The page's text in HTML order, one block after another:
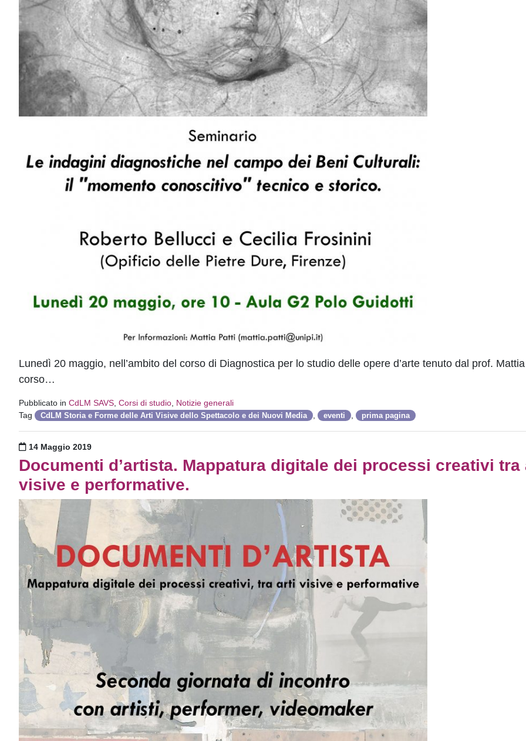
Lunedì 20 maggio, nell’ambito del corso di Diagnostica per lo studio delle opere d’arte tenuto dal prof.
corso…
Pubblicato in CdLM SAVS Corsi di studio Notizie generali
Tag
CdLM Storia e Forme delle Arti Visive dello Spettacolo e dei Nuovi Media eventi prima pagina
Pubblicato il
14 Maggio 2019
Documenti d’artista. Mappatura digitale dei processi creativi tra
visive e performative.